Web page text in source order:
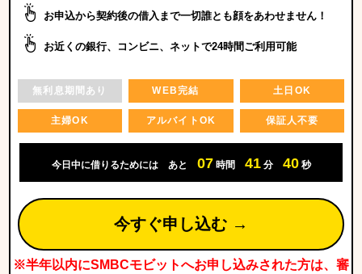
お申込から契約後の借入まで一切誰とも顔をあわせません！
お近くの銀行、コンビニ、ネットで24時間ご利用可能
無利息期間あり WEB完結 土日OK
主婦OK アルバイトOK 保証人不要
今日中に借りるためには あと 07 時間 41 分 38 秒
今すぐ申し込む →
※半年以内にSMBCモビットへお申し込みされた方は、審